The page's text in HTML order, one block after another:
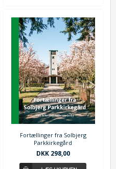
Fortællinger fra Solbjerg
Parkkirkegård
DKK 298,00